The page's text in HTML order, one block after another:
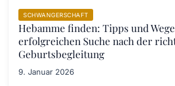
SCHWANGERSCHAFT
Hebamme finden: Tipps und
erfolgreichen Suche nach der
Geburtsbegleitung
9. Januar 2026